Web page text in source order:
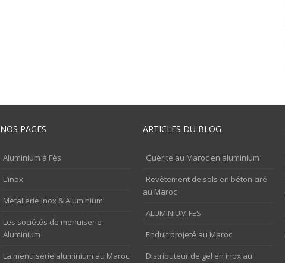
NOS PAGES
Aluminium à Fès
L’inox
Métallerie Inox & Aluminium
Les sociétés de menuiserie
Aluminium
La menuiserie aluminium au Maroc
ARTICLES DU BLOG
Guérite au Maroc en aluminium
Revêtement de sols en béton ciré
au Maroc
ALUMINIUM FES
Enduit projeté au Maroc
Distributeur de gel en inox au